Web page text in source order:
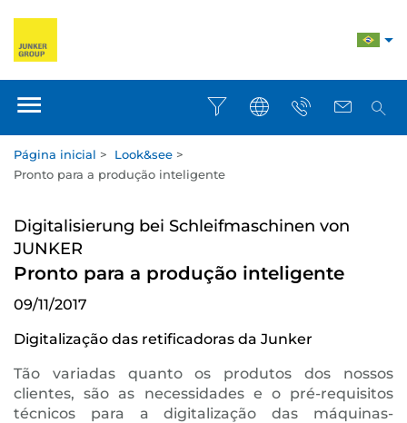
Página inicial > Look&see >
Pronto para a produção inteligente
Digitalisierung bei Schleifmaschinen von
JUNKER
Pronto para a produção inteligente
09/11/2017
Digitalização das retificadoras da Junker
Tão variadas quanto os produtos dos nossos
clientes, são as necessidades e o pré-requisitos
técnicos para a digitalização das máquinas-